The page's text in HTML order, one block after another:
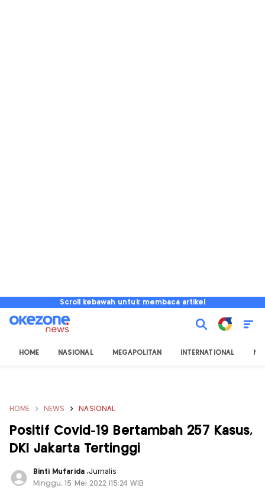
Scroll kebawah untuk membaca artikel
HOME NASIONAL MEGAPOLITAN INTERNATIONAL
HOME NEWS NASIONAL
Positif Covid-19 Bertambah 257 Kasus,
DKI Jakarta Tertinggi
Binti Mufarida ,Jurnalis
Minggu, 15 Mei 2022 |15:24 WIB